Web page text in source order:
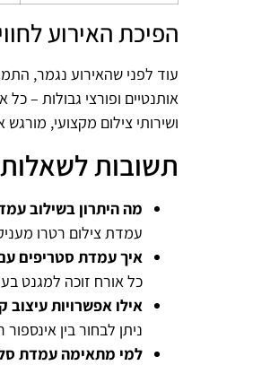
הפיכת האירוע
עוד לפני שהאירוע נגמר,
אותנטיים ופורצי גבולות –
ושירותי צילום מקצועי,
תשובות לשאלות
מה היתרון בשילוב
עמדת צילום רטרו
איך עמדת סטריפים
כל אורח זוכה למגנט
אילו אפשרויות עיצוב
ניתן לבחור בין
למי מתאימה עמדת